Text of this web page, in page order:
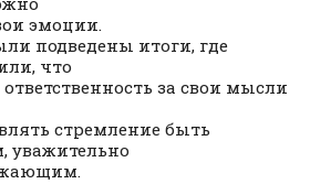
эмоции.
подведены итоги, где
что
за свои мысли
стремление быть
уважительно